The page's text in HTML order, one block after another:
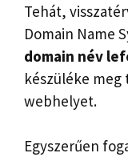
Tehát,
Domain Name
domain név
készüléke
webhelyet.
Egyszerűen